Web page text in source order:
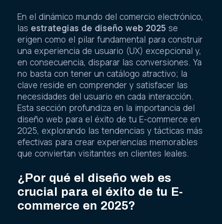
En el dinámico mundo del comercio electrónico,
las estrategias de diseño web 2025 se
erigen como el pilar fundamental para construir
una experiencia de usuario (UX) excepcional y,
en consecuencia, disparar las conversiones. Ya
no basta con tener un catálogo atractivo; la
clave reside en comprender y satisfacer las
necesidades del usuario en cada interacción.
Esta sección profundiza en la importancia del
diseño web para el éxito de tu E-commerce en
2025, explorando las tendencias y tácticas más
efectivas para crear experiencias memorables
que conviertan visitantes en clientes leales.
¿Por qué el diseño web es
crucial para el éxito de tu E-
commerce en 2025?